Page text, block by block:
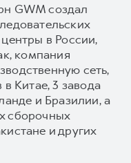
GWM создал
в России,
компания
сеть,
в Китае, 3 завода
и Бразилии, а
сборочных
и других